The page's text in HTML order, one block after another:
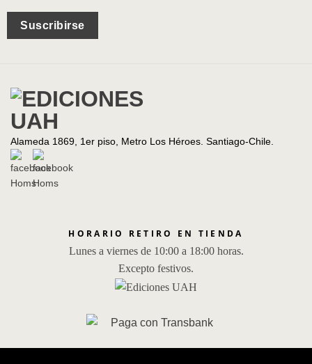
Suscribirse
Alameda 1869, 1er piso, Metro Los Héroes. Santiago-Chile.
HORARIO RETIRO EN TIENDA
Lunes a viernes de 10:00 a 18:00 horas.
Excepto festivos.